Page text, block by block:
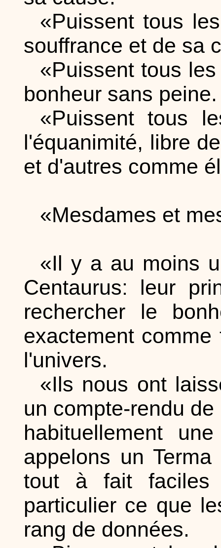
«Puissent tous
souffrance et de sa
«Puissent tous
bonheur sans peine.
«Puissent tous
l'équanimité, libre
et d'autres comme
«Mesdames et
«Il y a au moins
Centaurus: leur
rechercher le
exactement
l'univers.
«Ils nous ont
un compte-rendu
habituellement
appelons un
tout à fait faciles
particulier ce que
rang de données.